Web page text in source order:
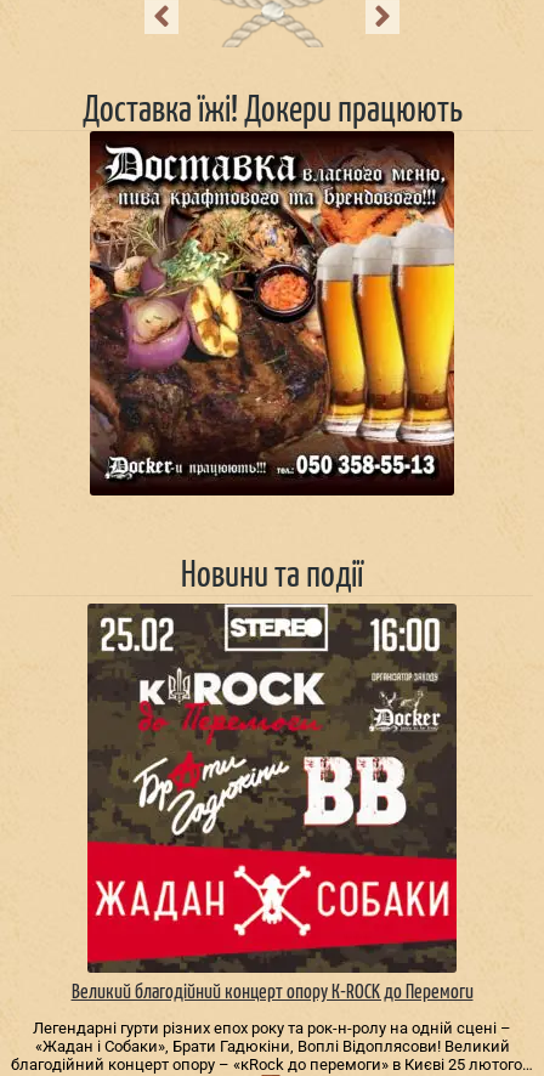
Previous Next
Доставка їжі! Докери працюють
Новини та події
Великий благодійний концерт опору К-ROCK до Перемоги
Легендарні гурти різних епох року та рок-н-ролу на одній сцені –
«Жадан і Собаки», Брати Гадюкіни, Воплі Відоплясови! Великий
благодійний концерт опору – «кRock до перемоги» в Києві 25 лютого…